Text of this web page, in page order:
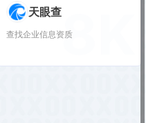
天眼查
查找企业信息资质8K